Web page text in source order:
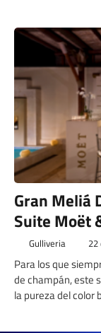
Gran Meliá
Suite Moët
Gulliveria 22
Para los que
de champán, este
la pureza del color